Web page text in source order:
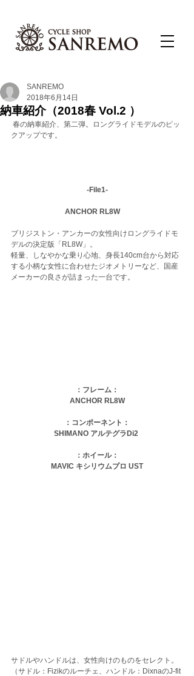
納車紹介（2018春 Vol.2 ）
SANREMO
2018年6月14日
クアップです。
-File1-
ANCHOR RL8W
ブリジストン・アンカーの女性向けロングライドモ
デルの決定版「RL8W」。
軽量、しなやかな乗り心地、身長140cm台から対応
する小柄な女性に合わせたジオメトリーなど、国産
メーカーの良さが詰まった一台です。
：フレーム：
ANCHOR RL8W
：コンポーネント：
SHIMANO アルテグラDi2
：ホイール：
MAVIC キシリウムプロ UST
サドルやハンドルは、女性向けのものをセレクト。
（サドル：Fizikのルーチェ、ハンドル：DixnaのJ-fit